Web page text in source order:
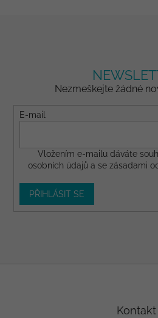
Nezmeškejte žádné
E-mail
Vložením e-mailu dáváte
osobních údajů a se zásadami
PŘIHLÁSIT SE
Kontakt